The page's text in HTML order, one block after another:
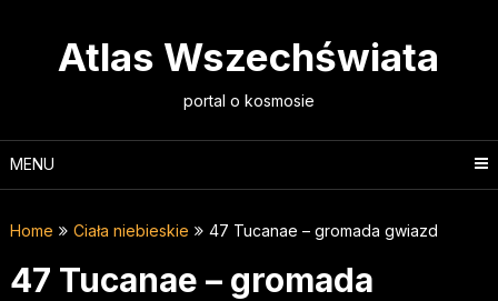
Atlas Wszechświata
portal o kosmosie
MENU
Home Ciała niebieskie 47 Tucanae – gromada gwiazd
47 Tucanae – gromada